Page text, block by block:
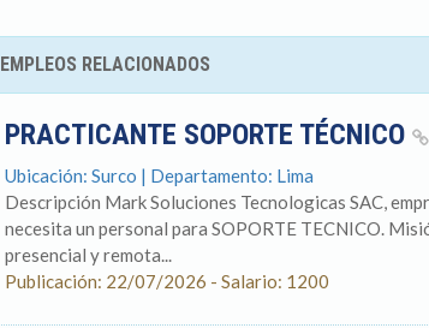
EMPLEOS RELACIONADOS
PRACTICANTE SOPORTE TÉCNICO
Ubicación: Surco | Departamento: Lima
Descripción Mark Soluciones Tecnologicas SAC,
necesita un personal para SOPORTE TECNICO.
presencial y remota...
Publicación: 22/07/2026 - Salario: 1200